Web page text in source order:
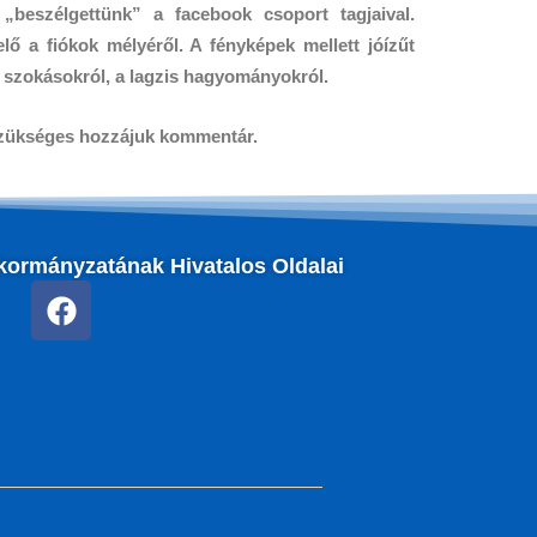
a facebook csoport tagjaival.
a fiókok mélyéről. A fényképek mellett jóízűt
a lagzis hagyományokról.
hozzájuk kommentár.
Hivatalos Oldalai
F
a